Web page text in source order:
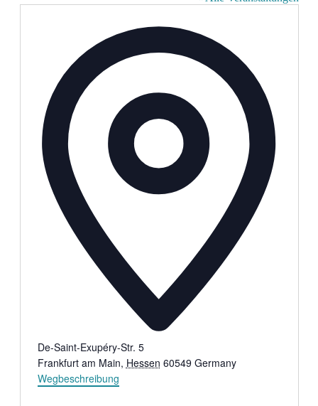
De-Saint-Exupéry-Str. 5
Frankfurt am Main, Hessen 60549 Germany
Wegbeschreibung